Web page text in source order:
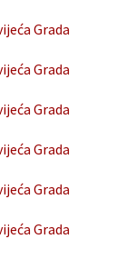
Grada
Grada
Grada
Grada
Grada
Grada